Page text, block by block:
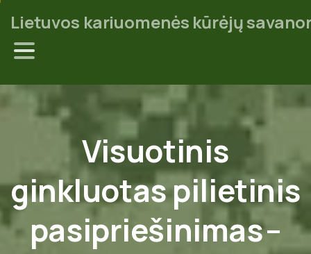
Lietuvos kariuomenės kūrėjų
Visuotinis
ginkluotaspilietinis
pasipriešinimas–